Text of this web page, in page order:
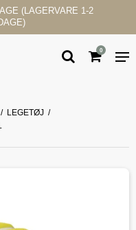
0
/ LEGETØJ /